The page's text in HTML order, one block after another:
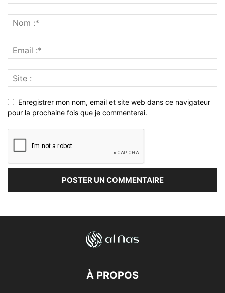
Enregistrer mon nom, email et site web dans ce navigateur
pour la prochaine fois que je commenterai.
À PROPOS